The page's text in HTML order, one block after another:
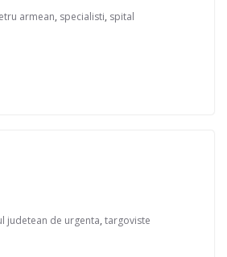
armean, specialisti, spital
judetean de urgenta, targoviste